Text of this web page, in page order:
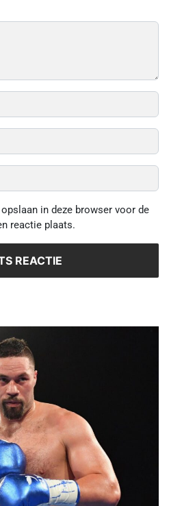
in deze browser voor de
reactie plaats.